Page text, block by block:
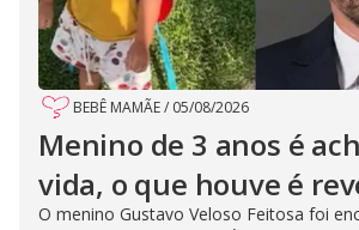
BEBÊ MAMÃE/ 05/08/2026
Menino de 3 anos é
vida, o que houve é
O menino Gustavo Veloso Feitosa foi